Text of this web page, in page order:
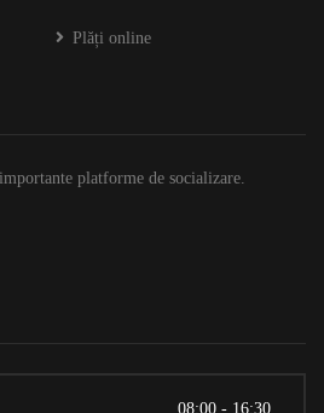
Plăți online
platforme de socializare.
08:00 - 16:30